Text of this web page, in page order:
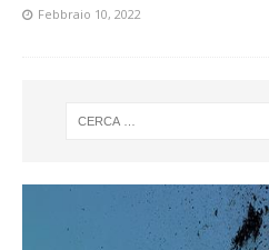
Febbraio 10, 2022